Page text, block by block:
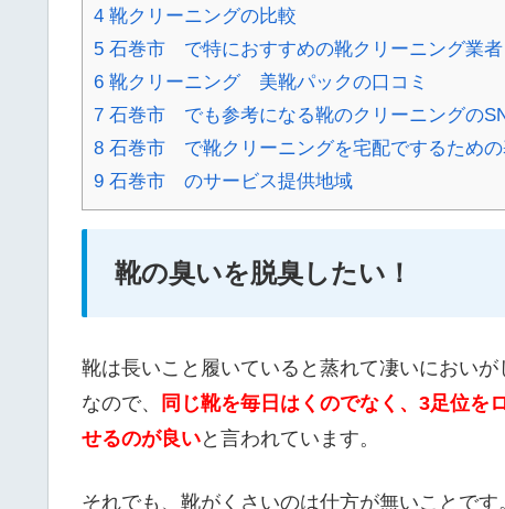
4 靴クリーニングの比較
5 石巻市 で特におすすめの靴クリーニング業者
6 靴クリーニング 美靴パックの口コミ
7 石巻市 でも参考になる靴のクリーニングの
8 石巻市 で靴クリーニングを宅配でするため
9 石巻市 のサービス提供地域
靴の臭いを脱臭したい！
靴は長いこと履いていると蒸れて凄いにおいが
なので、
同じ靴を毎日はくのでなく、3足位を
せるのが良いと言われています。
それでも、靴がくさいのは仕方が無いことです